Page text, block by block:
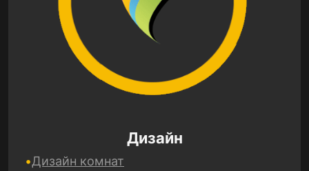
Дизайн
Дизайн комнат